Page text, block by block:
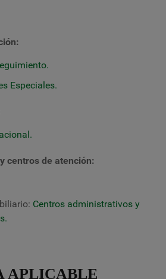
Especiales.
centros de atención:
Centros administrativos y
APLICABLE